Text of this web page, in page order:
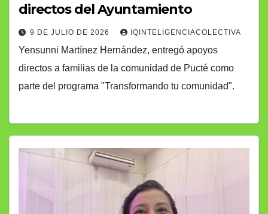
directos del Ayuntamiento
9 DE JULIO DE 2026 IQINTELIGENCIACOLECTIVA
Yensunni Martínez Hernández, entregó apoyos
directos a familias de la comunidad de Pucté como
parte del programa "Transformando tu comunidad".